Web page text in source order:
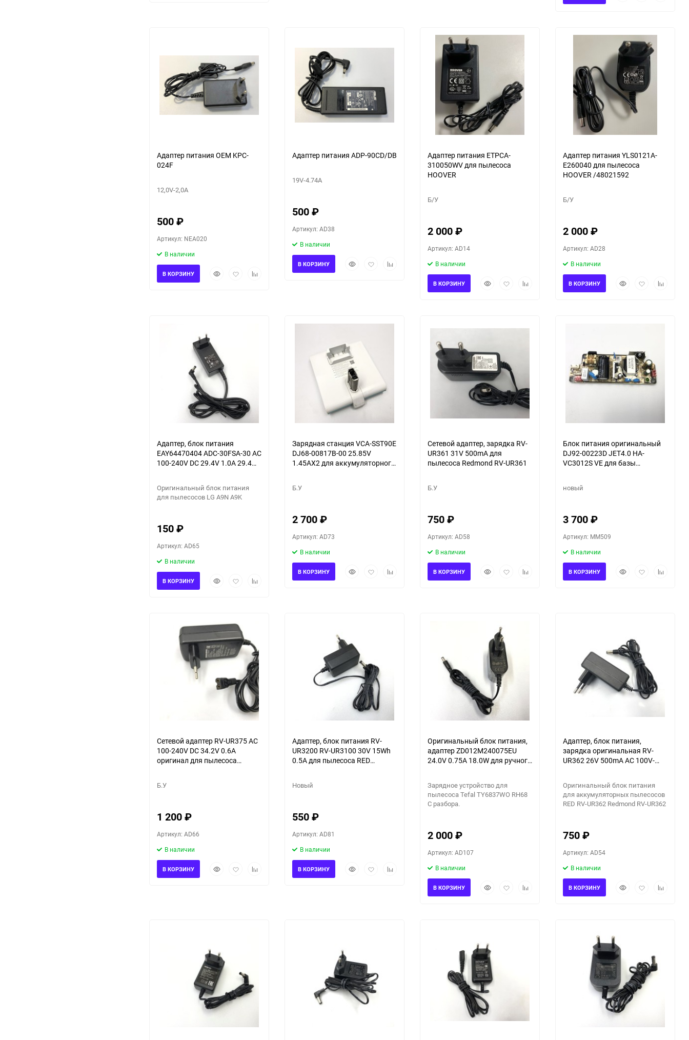
Адаптер питания OEM KPC-
024F
12,0V-2,0A
500₽
Артикул: NEA020
В наличии
БыстрыйДобавитьДобавить
В КОРЗИНУ
Адаптер питания ADP-90CD/DB
19V-4.74A
500₽
Артикул: AD38
В наличии
БыстрыйДобавитьДобавить
В КОРЗИНУ
Адаптер питания ETPCA-
310050WV для пылесоса
HOOVER
Б/У
2 000₽
Артикул: AD14
В наличии
БыстрыйДобавитьДобавить
В КОРЗИНУ
Адаптер питания YLS0121A-
E260040 для пылесоса
HOOVER /48021592
Б/У
2 000₽
Артикул: AD28
В наличии
БыстрыйДобавитьДобавить
В КОРЗИНУ
Адаптер, блок питания
EAY64470404 ADC-30FSA-30 AC
100-240V DC 29.4V 1.0A 29.4W
Оригинальный блок питания
для пылесосов LG A9N A9K
150₽
Артикул: AD65
В наличии
БыстрыйДобавитьДобавить
В КОРЗИНУ
Зарядная станция VCA-SST90E
DJ68-00817B-00 25.85V
1.45AX2 для аккумуляторного
Б.У
2 700₽
Артикул: AD73
В наличии
БыстрыйДобавитьДобавить
В КОРЗИНУ
Сетевой адаптер, зарядка RV-
UR361 31V 500mA для
пылесоса Redmond RV-UR361
Б.У
750₽
Артикул: AD58
В наличии
БыстрыйДобавитьДобавить
В КОРЗИНУ
Блок питания оригинальный
DJ92-00223D JET4.0 HA-
VC3012S VE для базы
VS20B95823W/EV
новый
3 700₽
Артикул: MM509
В наличии
БыстрыйДобавитьДобавить
В КОРЗИНУ
Сетевой адаптер RV-UR375 AC
100-240V DC 34.2V 0.6A
оригинал для пылесоса
Б.У
1 200₽
Артикул: AD66
В наличии
БыстрыйДобавитьДобавить
В КОРЗИНУ
Адаптер, блок питания RV-
UR3200 RV-UR3100 30V 15Wh
0.5A для пылесоса RED
Новый
550₽
Артикул: AD81
В наличии
БыстрыйДобавитьДобавить
В КОРЗИНУ
Оригинальный блок питания,
адаптер ZD012M240075EU
24.0V 0.75A 18.0W для ручного
Зарядное устройство для
пылесоса Tefal TY6837WO RH68
С разбора.
2 000₽
Артикул: AD107
В наличии
БыстрыйДобавитьДобавить
В КОРЗИНУ
Адаптер, блок питания,
зарядка оригинальная RV-
UR362 26V 500mA AC 100V-
Оригинальный блок питания
для аккумуляторных пылесосов
RED RV-UR362 Redmond RV-UR362
750₽
Артикул: AD54
В наличии
БыстрыйДобавитьДобавить
В КОРЗИНУ